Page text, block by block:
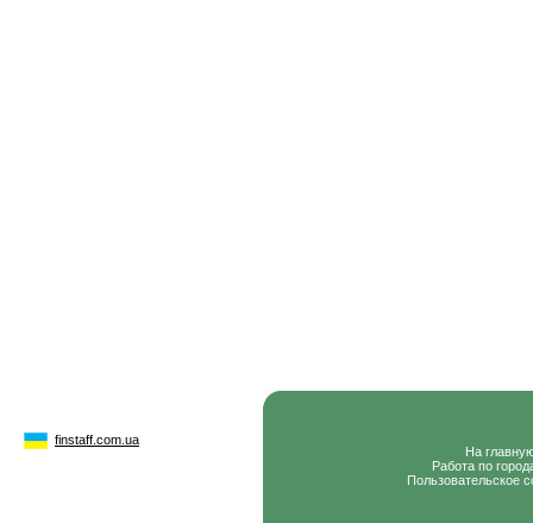
finstaff.com.ua
На
Работа по
Пользовательское